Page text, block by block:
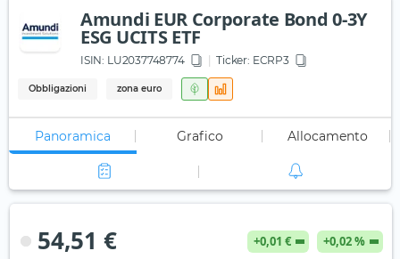
Amundi EUR Corporate Bond 0-3Y
ESG UCITS ETF
ISIN: LU2037748774 Ticker: ECRP3
Obbligazioni zona euro
Panoramica Grafico Allocamento
54,51 € +0,01 €
+0,02 %